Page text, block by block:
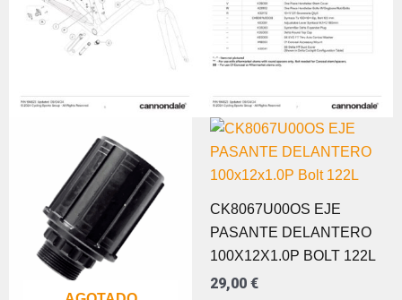
CK8067U00OS EJE
PASANTE DELANTERO
100X12X1.0P BOLT 122L
29,00 €